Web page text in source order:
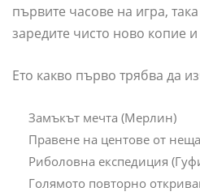
първите часове на игра,
заредите чисто ново копие и
Ето какво първо трябва да
Замъкът мечта (Мерлин)
Правене на центове от
Риболовна експедиция
Голямото повторно